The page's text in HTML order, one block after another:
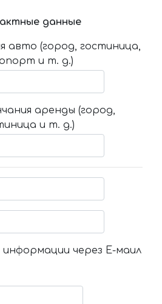
данные
авто (город, гостиница,
и т. д.)
аренды (город,
и т. д.)
через Е-маил